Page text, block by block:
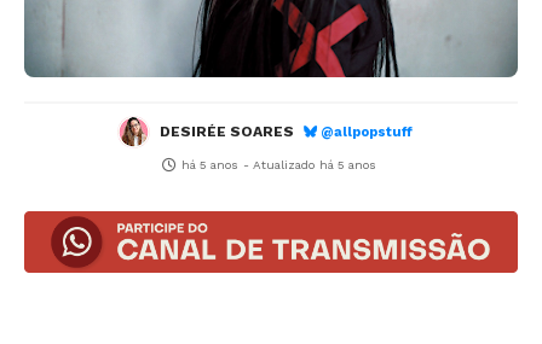
DESIRÉE SOARES @allpopstuff
há 5 anos - Atualizado há 5 anos